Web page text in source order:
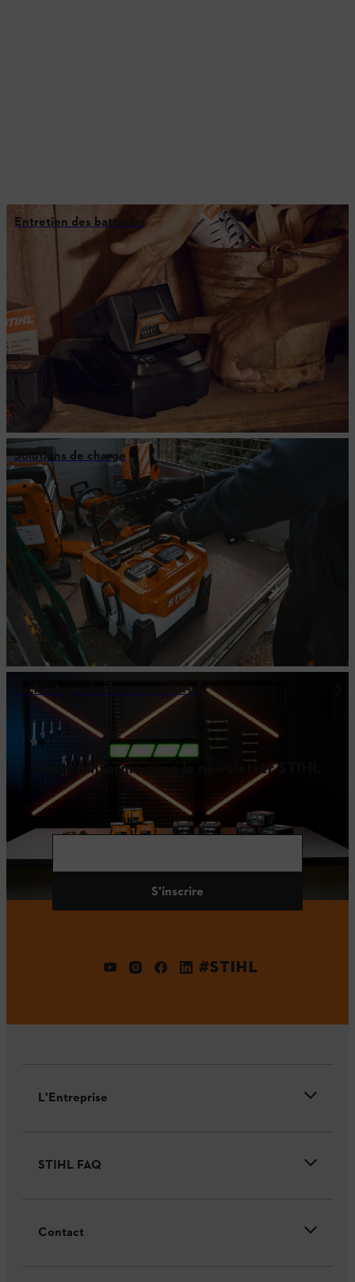
Entretien des batteries
Solutions de charge
Technologie des batteries STIHL
Restez informé avec la newsletter STIHL
Adresse E-mail
S'inscrire
#STIHL
L'Entreprise
STIHL FAQ
Contact